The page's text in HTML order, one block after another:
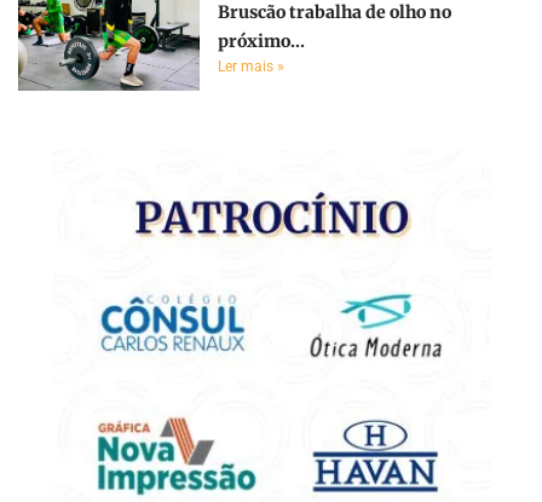
Bruscão trabalha de olho no
próximo...
Ler mais »